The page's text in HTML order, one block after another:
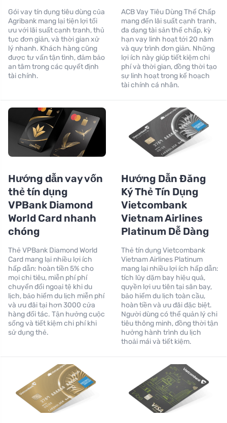
Gói vay tín dụng tiêu dùng của
Agribank mang lại tiện lợi tối
ưu với lãi suất cạnh tranh, thủ
tục đơn giản, và thời gian xử
lý nhanh. Khách hàng cũng
được tư vấn tận tình, đảm bảo
an tâm trong các quyết định
tài chính.
ACB Vay Tiêu Dùng Thế Chấp
mang đến lãi suất cạnh tranh,
đa dạng tài sản thế chấp, kỳ
hạn vay linh hoạt tới 20 năm
và quy trình đơn giản. Những
lợi ích này giúp tiết kiệm chi
phí và thời gian, đồng thời tạo
sự linh hoạt trong kế hoạch
tài chính cá nhân.
Hướng dẫn vay vốn
thẻ tín dụng
VPBank Diamond
World Card nhanh
chóng
Thẻ VPBank Diamond World
Card mang lại nhiều lợi ích
hấp dẫn: hoàn tiền 5% cho
mọi chi tiêu, miễn phí phí
chuyển đổi ngoại tệ khi du
lịch, bảo hiểm du lịch miễn phí
và ưu đãi tại hơn 3000 cửa
hàng đối tác. Tận hưởng cuộc
sống và tiết kiệm chi phí khi
sử dụng thẻ.
Hướng Dẫn Đăng
Ký Thẻ Tín Dụng
Vietcombank
Vietnam Airlines
Platinum Dễ Dàng
Thẻ tín dụng Vietcombank
Vietnam Airlines Platinum
mang lại nhiều lợi ích hấp dẫn:
tích lũy dặm bay hiệu quả,
quyền lợi ưu tiên tại sân bay,
bảo hiểm du lịch toàn cầu,
hoàn tiền và ưu đãi đặc biệt.
Người dùng có thể quản lý chi
tiêu thông minh, đồng thời tận
hưởng hành trình du lịch
thoải mái và tiết kiệm.